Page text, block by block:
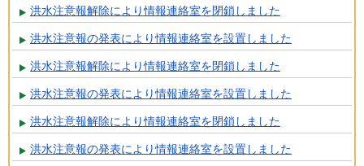
洪水注意報解除により情報連絡室を閉鎖しました
洪水注意報の発表により情報連絡室を設置しました
洪水注意報解除により情報連絡室を閉鎖しました
洪水注意報の発表により情報連絡室を設置しました
洪水注意報解除により情報連絡室を閉鎖しました
洪水注意報の発表により情報連絡室を設置しました